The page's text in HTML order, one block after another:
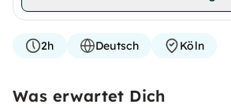
2h Deutsch Köln
Was erwartet Dich